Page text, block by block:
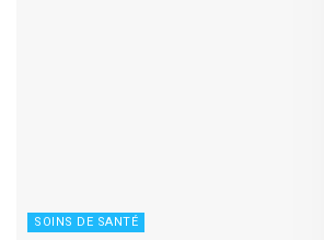
SOINS DE SANTÉ